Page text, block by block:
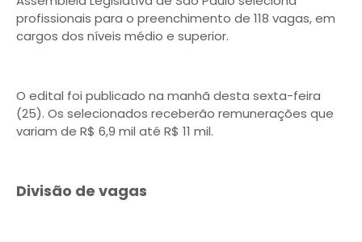
profissionais para o preenchimento de 118 vagas, em
cargos dos níveis médio e superior.
O edital foi publicado na manhã desta sexta-feira
(25). Os selecionados receberão remunerações que
variam de R$ 6,9 mil até R$ 11 mil.
Divisão de vagas